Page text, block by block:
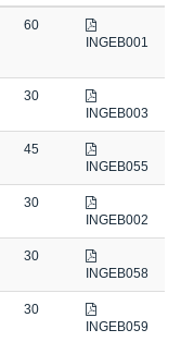
60
INGEB001
30
INGEB003
45
INGEB055
30
INGEB002
30
INGEB058
30
INGEB059